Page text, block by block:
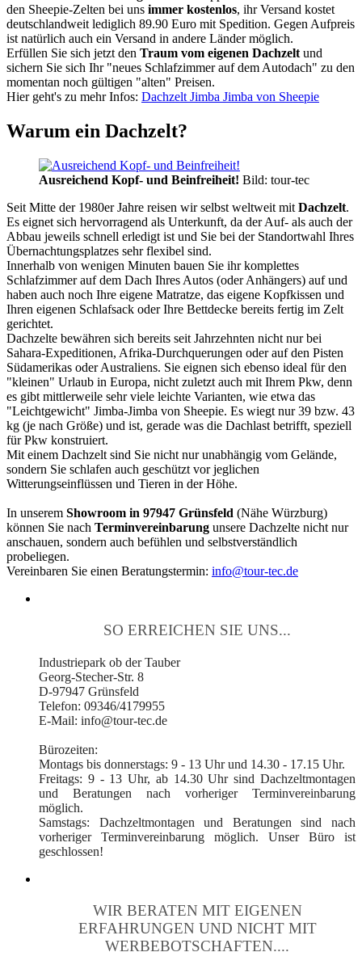
den Sheepie-Zelten bei uns immer kostenlos, ihr Versand kostet
deutschlandweit lediglich 89.90 Euro mit Spedition. Gegen Aufpreis
ist natürlich auch ein Versand in andere Länder möglich.
Erfüllen Sie sich jetzt den Traum vom eigenen Dachzelt und
sichern Sie sich Ihr "neues Schlafzimmer auf dem Autodach" zu den
momentan noch gültigen "alten" Preisen.
Hier geht's zu mehr Infos: Dachzelt Jimba Jimba von Sheepie
Warum ein Dachzelt?
Ausreichend Kopf- und Beinfreiheit! Bild: tour-tec
Seit Mitte der 1980er Jahre reisen wir selbst weltweit mit Dachzelt.
Es eignet sich hervorragend als Unterkunft, da der Auf- als auch der
Abbau jeweils schnell erledigt ist und Sie bei der Standortwahl Ihres
Übernachtungsplatzes sehr flexibel sind.
Innerhalb von wenigen Minuten bauen Sie ihr komplettes
Schlafzimmer auf dem Dach Ihres Autos (oder Anhängers) auf und
haben auch noch Ihre eigene Matratze, das eigene Kopfkissen und
Ihren eigenen Schlafsack oder Ihre Bettdecke bereits fertig im Zelt
gerichtet.
Dachzelte bewähren sich bereits seit Jahrzehnten nicht nur bei
Sahara-Expeditionen, Afrika-Durchquerungen oder auf den Pisten
Südamerikas oder Australiens. Sie eignen sich ebenso ideal für den
"kleinen" Urlaub in Europa, nicht zuletzt auch mit Ihrem Pkw, denn
es gibt mittlerweile sehr viele leichte Varianten, wie etwa das
"Leichtgewicht" Jimba-Jimba von Sheepie. Es wiegt nur 39 bzw. 43
kg (je nach Größe) und ist, gerade was die Dachlast betrifft, speziell
für Pkw konstruiert.
Mit einem Dachzelt sind Sie nicht nur unabhängig vom Gelände,
sondern Sie schlafen auch geschützt vor jeglichen
Witterungseinflüssen und Tieren in der Höhe.
In unserem Showroom in 97947 Grünsfeld (Nähe Würzburg)
können Sie nach Terminvereinbarung unsere Dachzelte nicht nur
anschauen, sondern auch befühlen und selbstverständlich
probeliegen.
Vereinbaren Sie einen Beratungstermin: info@tour-tec.de
SO ERREICHEN SIE UNS...
Industriepark ob der Tauber
Georg-Stecher-Str. 8
D-97947 Grünsfeld
Telefon: 09346/4179955
E-Mail: info@tour-tec.de
Bürozeiten:
Montags bis donnerstags: 9 - 13 Uhr und 14.30 - 17.15 Uhr.
Freitags: 9 - 13 Uhr, ab 14.30 Uhr sind Dachzeltmontagen
und Beratungen nach vorheriger Terminvereinbarung
möglich.
Samstags: Dachzeltmontagen und Beratungen sind nach
vorheriger Terminvereinbarung möglich. Unser Büro ist
geschlossen!
WIR BERATEN MIT EIGENEN
ERFAHRUNGEN UND NICHT MIT
WERBEBOTSCHAFTEN....